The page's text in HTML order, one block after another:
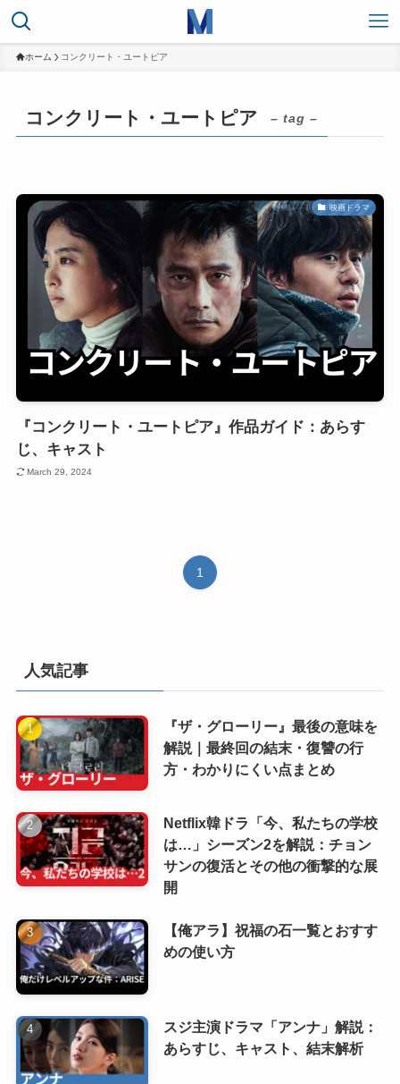
ホーム コンクリート・ユートピア
コンクリート・ユートピア – tag –
映画ドラマ
『コンクリート・ユートピア』作品ガイド：あらす
じ、キャスト
March 29, 2024
1
人気記事
『ザ・グローリー』最後の意味を
解説｜最終回の結末・復讐の行
方・わかりにくい点まとめ
Netflix韓ドラ「今、私たちの学校
は…」シーズン2を解説：チョン
サンの復活とその他の衝撃的な展
開
【俺アラ】祝福の石一覧とおすす
めの使い方
スジ主演ドラマ「アンナ」解説：
あらすじ、キャスト、結末解析